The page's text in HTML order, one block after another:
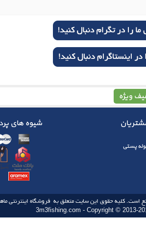
ویژه
پستی
شیوه های
است. کلیه حقوق این سایت متعلق به فروشگاه اینترنتی
3m3fishing.com - Copyright © 2013-